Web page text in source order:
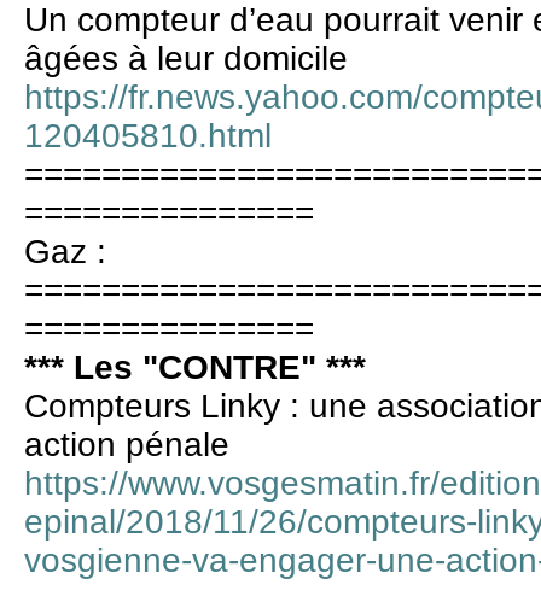
Un compteur d’eau pourrait
âgées à leur domicile
https://fr.news.yahoo.com/
120405810.html
===============
Gaz :
===============
*** Les "CONTRE" ***
Compteurs Linky : une
action pénale
https://www.vosgesmatin.fr/
epinal/2018/11/26/compteurs-
vosgienne-va-engager-une-